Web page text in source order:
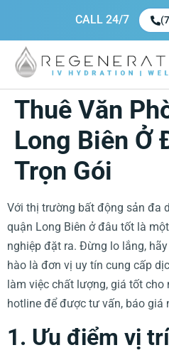
CALL 24/7
Thuê Văn
Long Biên Ở
Trọn Gói
Với thị trường bất động sản đa
quận Long Biên ở đâu tốt là
nghiệp đặt ra. Đừng lo lắng,
hào là đơn vị uy tín cung cấp
làm việc chất lượng, giá tốt
hotline để được tư vấn, báo giá
1. Ưu điểm vị